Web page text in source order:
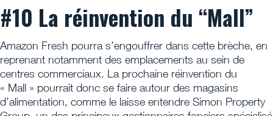
#10 La réinvention du “Mall”
Amazon Fresh pourra s’engouffrer dans cette brèche, en
reprenant notamment des emplacements au sein de
centres commerciaux. La prochaine réinvention du
« Mall » pourrait donc se faire autour des magasins
d’alimentation, comme le laisse entendre Simon Property